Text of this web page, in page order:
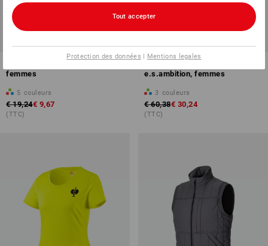
femmes
5 couleurs
€ 19,24€ 9,67
(TTC)
PROMO -49%
e.s.ambition, femmes
3 couleurs
€ 60,38€ 30,24
(TTC)
Tout accepter
Protection des données | Mentions legales